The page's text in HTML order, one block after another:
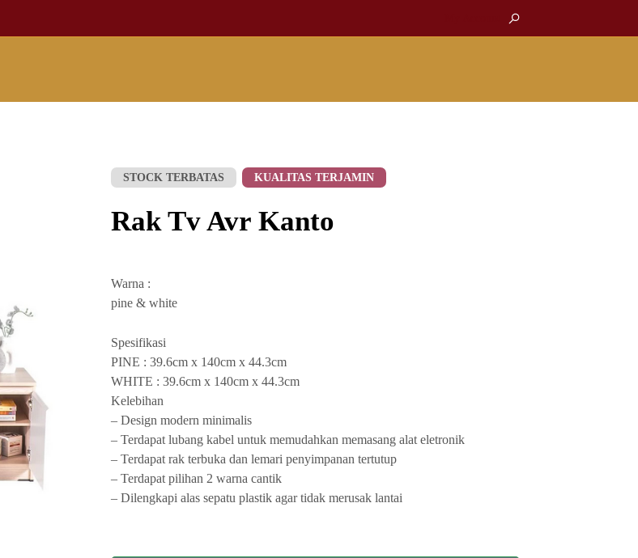
STOCK TERBATAS KUALITAS TERJAMIN
Rak Tv Avr Kanto
Warna :
pine & white
Spesifikasi
PINE : 39.6cm x 140cm x 44.3cm
WHITE : 39.6cm x 140cm x 44.3cm
Kelebihan
– Design modern minimalis
– Terdapat lubang kabel untuk memudahkan memasang alat eletronik
– Terdapat rak terbuka dan lemari penyimpanan tertutup
– Terdapat pilihan 2 warna cantik
– Dilengkapi alas sepatu plastik agar tidak merusak lantai